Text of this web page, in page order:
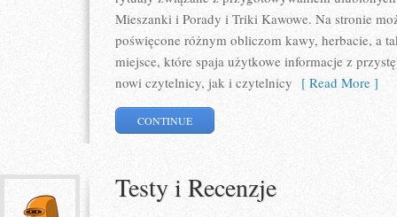
Mieszanki i Porady i Triki Kawowe. Na stronie
poświęcone różnym obliczom kawy, herbacie, a
miejsce, które spaja użytkowe informacje z
nowi czytelnicy, jak i czytelnicy [ Read More ]
CONTINUE
Testy i Recenzje